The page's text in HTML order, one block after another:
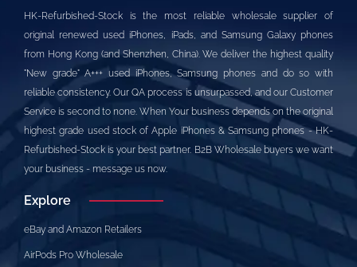
HK-Refurbished-Stock is the most reliable wholesale supplier of
original renewed used iPhones, iPads, and Samsung Galaxy phones
from Hong Kong (and Shenzhen, China). We deliver the highest quality
"New grade" A+++ used iPhones, Samsung phones and do so with
reliable consistency. Our QA process is unsurpassed, and our Customer
Service is second to none. When Your business depends on the original
highest grade used stock of Apple iPhones & Samsung phones - HK-
Refurbished-Stock is your best partner. B2B Wholesale buyers we want
your business - message us now.
Explore
eBay and Amazon Retailers
AirPods Pro Wholesale